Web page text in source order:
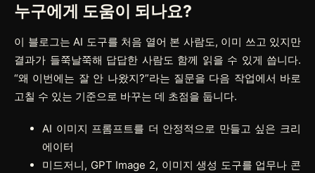
누구에게 도움이 되나요?
이 블로그는 AI 도구를 처음 열어 본 사람도, 이미 쓰고 있지만
결과가 들쭉날쭉해 답답한 사람도 함께 읽을 수 있게 씁니다.
“왜 이번에는 잘 안 나왔지?”라는 질문을 다음 작업에서 바로
고칠 수 있는 기준으로 바꾸는 데 초점을 둡니다.
AI 이미지 프롬프트를 더 안정적으로 만들고 싶은 크리
에이터
미드저니, GPT Image 2, 이미지 생성 도구를 업무나 콘